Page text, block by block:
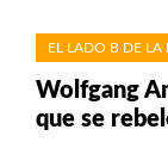
EL LADO B DE LA
Wolfgang
que se